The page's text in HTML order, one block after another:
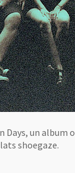
un album
shoegaze.